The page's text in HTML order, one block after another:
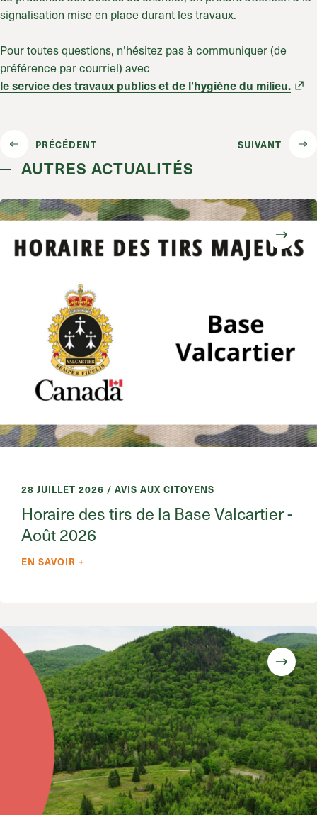
signalisation mise en place durant les travaux.
Pour toutes questions, n'hésitez pas à communiquer (de
préférence par courriel) avec
le service des travaux publics et de l'hygiène du milieu.
PRÉCÉDENT SUIVANT
AUTRES ACTUALITÉS
28 JUILLET 2026 / AVIS AUX CITOYENS
Horaire des tirs de la Base Valcartier -
Août 2026
EN SAVOIR +